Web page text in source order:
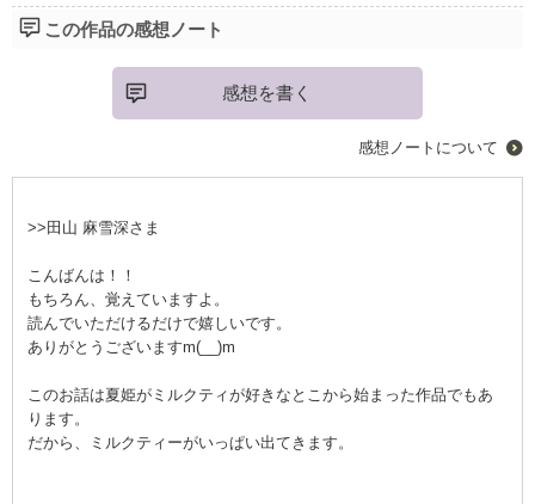
この作品の感想ノート
感想を書く
感想ノートについて
>>田山 麻雪深さま
こんばんは！！
もちろん、覚えていますよ。
読んでいただけるだけで嬉しいです。
ありがとうございますm(__)m
このお話は夏姫がミルクティが好きなとこから始まった作品でもあ
ります。
だから、ミルクティーがいっぱい出てきます。